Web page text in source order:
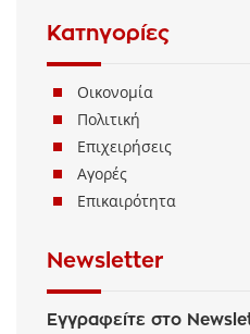
Κατηγορίες
Οικονομία
Πολιτική
Επιχειρήσεις
Αγορές
Επικαιρότητα
Newsletter
Εγγραφείτε στο